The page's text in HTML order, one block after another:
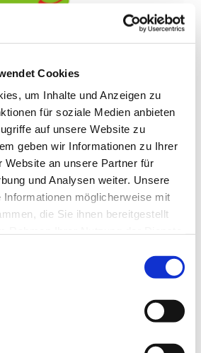
Cookies
um Inhalte und Anzeigen zu
für soziale Medien anbieten
auf unsere Website zu
geben wir Informationen zu Ihrer
Website an unsere Partner für
und Analysen weiter. Unsere
Informationen möglicherweise mit
die Sie ihnen bereitgestellt
November 2027, 19:30
Südwall 5,